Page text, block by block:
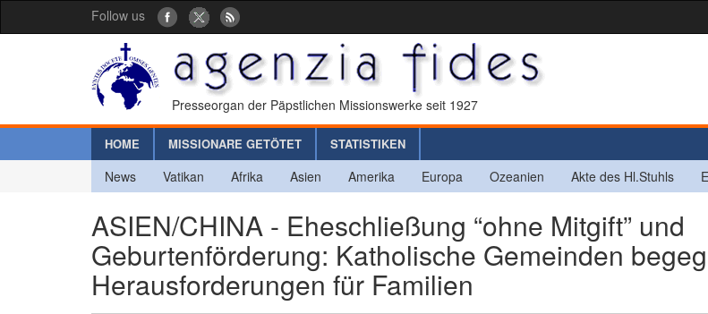
Follow us
Presseorgan der Päpstlichen Missionswerke seit 1927
HOME MISSIONARE GETÖTET STATISTIKEN
News Vatikan Afrika Asien Amerika Europa Ozeanien Akte des Hl.Stuhls
ASIEN/CHINA - Eheschließung “ohne Mitgift” und
Geburtenförderung: Katholische Gemeinden
Herausforderungen für Familien